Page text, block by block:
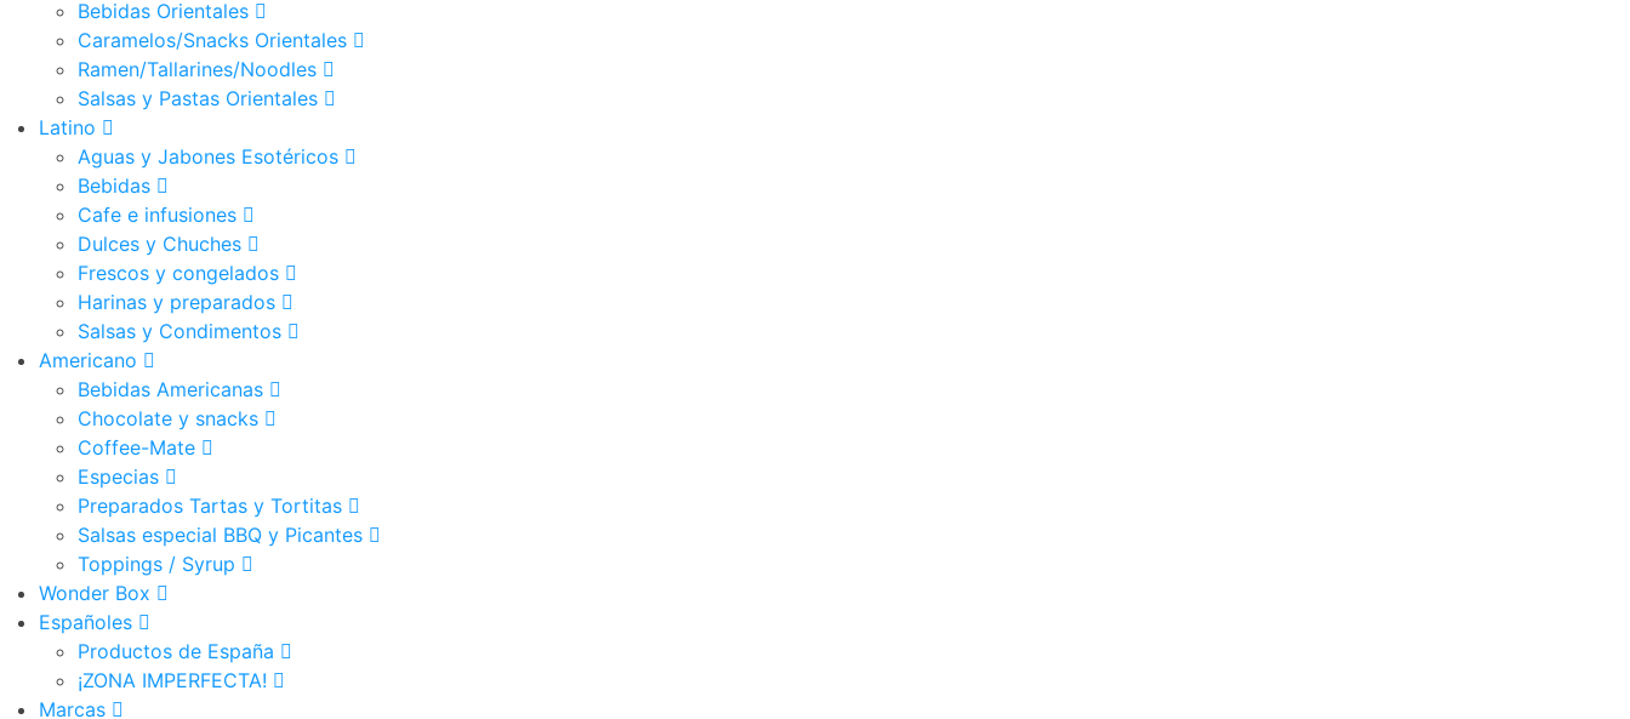
Bebidas Orientales
Caramelos/Snacks Orientales
Ramen/Tallarines/Noodles
Salsas y Pastas Orientales
Latino
Aguas y Jabones Esotéricos
Bebidas
Cafe e infusiones
Dulces y Chuches
Frescos y congelados
Harinas y preparados
Salsas y Condimentos
Americano
Bebidas Americanas
Chocolate y snacks
Coffee-Mate
Especias
Preparados Tartas y Tortitas
Salsas especial BBQ y Picantes
Toppings / Syrup
Wonder Box
Españoles
Productos de España
¡ZONA IMPERFECTA!
Marcas